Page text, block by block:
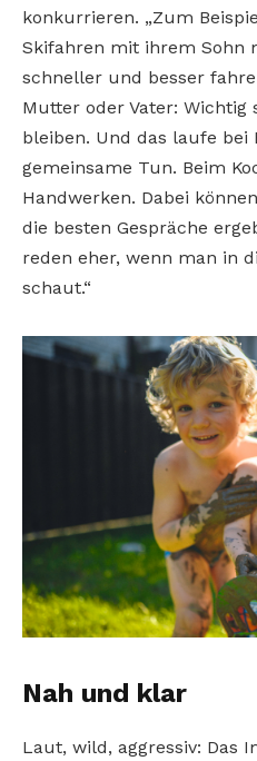
konkurrieren. „Zum
Skifahren mit ihrem Sohn
schneller und besser
Mutter oder Vater: Wichtig
bleiben. Und das laufe
gemeinsame Tun. Beim
Handwerken. Dabei
die besten Gespräche
reden eher, wenn man in
schaut.“
Nah und klar
Laut, wild, aggressiv: Das